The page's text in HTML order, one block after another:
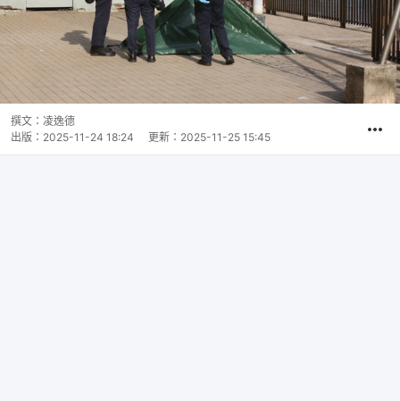
撰文： 凌逸德
出版： 2025-11-24 18:24 更新： 2025-11-25 15:45